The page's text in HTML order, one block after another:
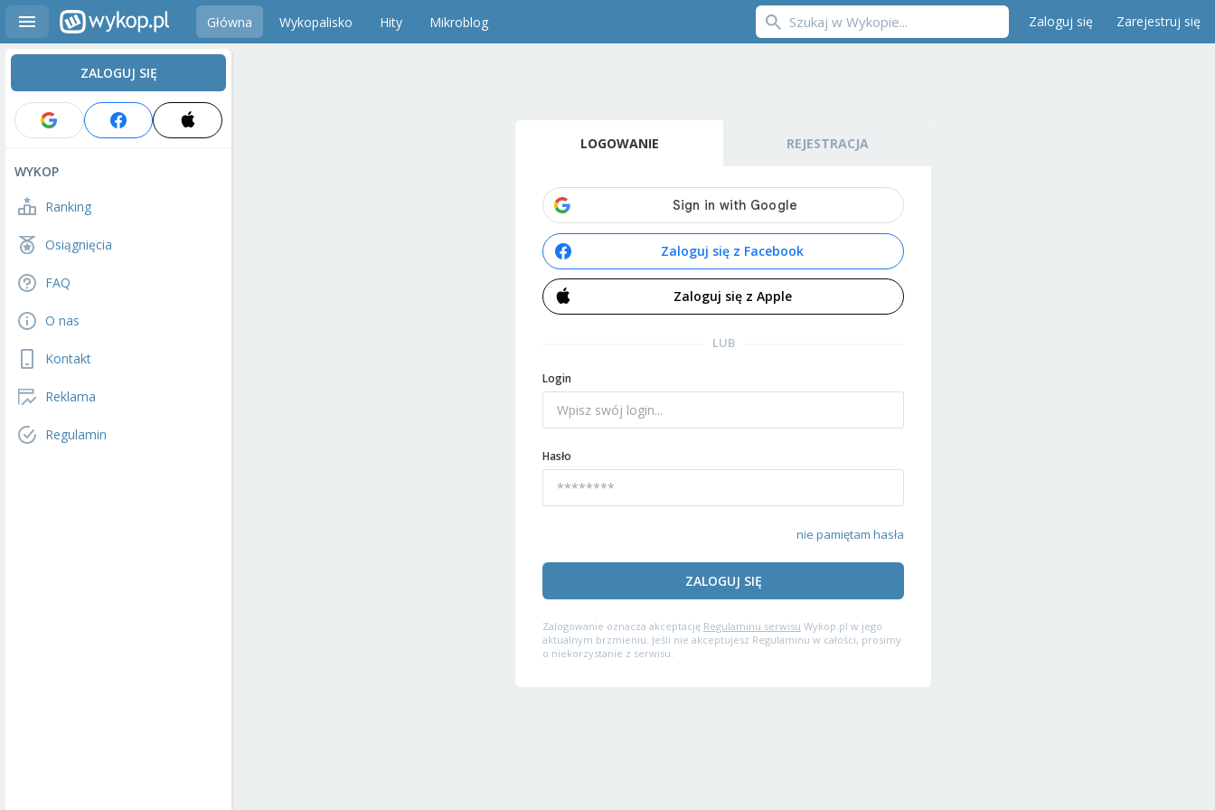
Główna Wykopalisko Hity Mikroblog Zaloguj się Zarejestruj się
ZALOGUJ SIĘ
WYKOP
Ranking
Osiągnięcia
FAQ
O nas
Kontakt
Reklama
Regulamin
LOGOWANIE REJESTRACJA
Zaloguj się z Facebook
Zaloguj się z Apple
LUB
Login
Hasło
nie pamiętam hasła
ZALOGUJ SIĘ
Zalogowanie oznacza akceptację Regulaminu serwisu Wykop.pl w jego
aktualnym brzmieniu. Jeśli nie akceptujesz Regulaminu w całości, prosimy
o niekorzystanie z serwisu.